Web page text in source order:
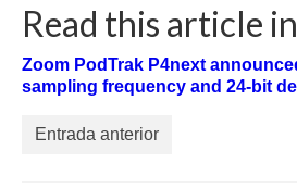
Read this article
Zoom PodTrak P4next
sampling frequency and 24-bit
Entrada anterior